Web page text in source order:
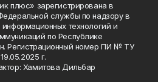
плюс» зарегистрирована в
службы по надзору в
технологий и
по Республике
Регистрационный номер ПИ № ТУ
г.
Хамитова Дильбар